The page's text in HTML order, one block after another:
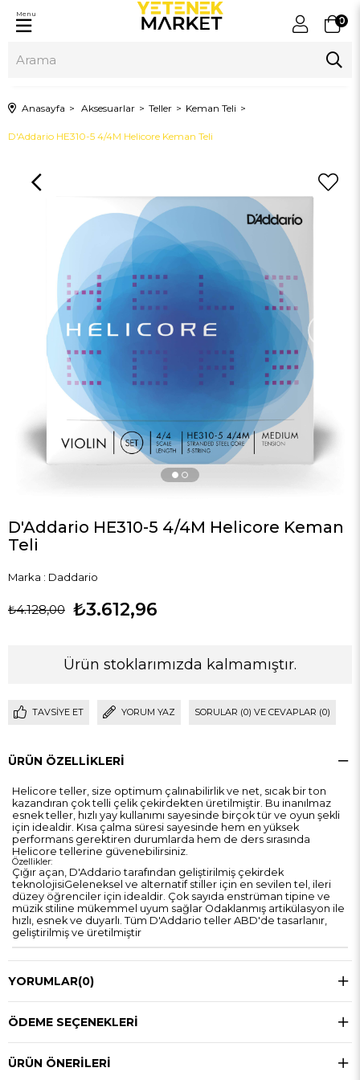
0
Menu
Anasayfa Aksesuarlar Teller Keman Teli
D'Addario HE310-5 4/4M Helicore Keman Teli
D'Addario HE310-5 4/4M Helicore Keman
Teli
Marka : Daddario
₺4.128,00 ₺3.612,96
Ürün stoklarımızda kalmamıştır.
TAVSIYE ET YORUM YAZ SORULAR (0) VE CEVAPLAR (0)
ÜRÜN ÖZELLIKLERI
Helicore teller, size optimum çalınabilirlik ve net, sıcak bir ton
kazandıran çok telli çelik çekirdekten üretilmiştir. Bu inanılmaz
esnek teller, hızlı yay kullanımı sayesinde birçok tür ve oyun şekli
için idealdir. Kısa çalma süresi sayesinde hem en yüksek
performans gerektiren durumlarda hem de ders sırasında
Helicore tellerine güvenebilirsiniz.
Özellikler:
Çığır açan, D'Addario tarafından geliştirilmiş çekirdek
teknolojisiGeleneksel ve alternatif stiller için en sevilen tel, ileri
düzey öğrenciler için idealdir. Çok sayıda enstrüman tipine ve
müzik stiline mükemmel uyum sağlar Odaklanmış artikülasyon ile
hızlı, esnek ve duyarlı. Tüm D'Addario teller ABD'de tasarlanır,
geliştirilmiş ve üretilmiştir
YORUMLAR(0)
ÖDEME SEÇENEKLERI
ÜRÜN ÖNERILERI